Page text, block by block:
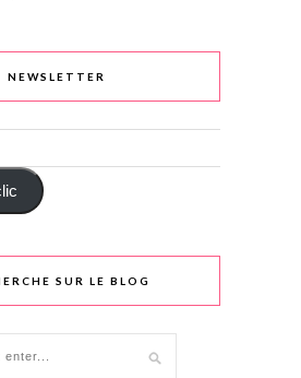
NEWSLETTER
SUR LE BLOG